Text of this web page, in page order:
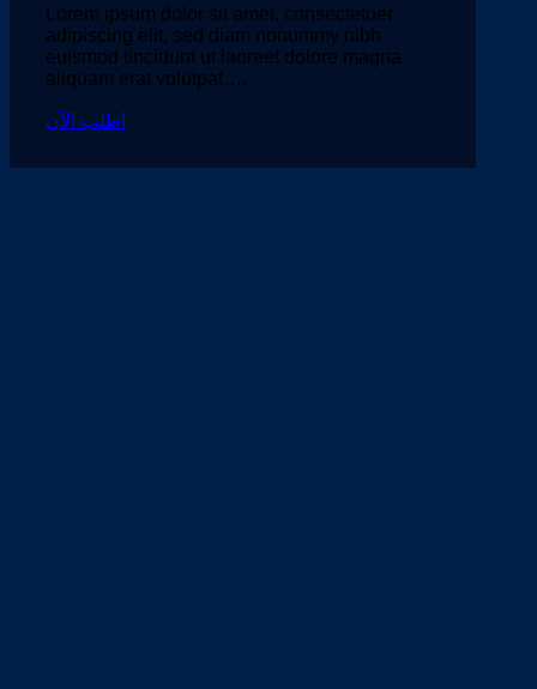
Lorem ipsum dolor sit amet, consectetuer
adipiscing elit, sed diam nonummy nibh
euismod tincidunt ut laoreet dolore magna
aliquam erat volutpat….
اطلب الآن